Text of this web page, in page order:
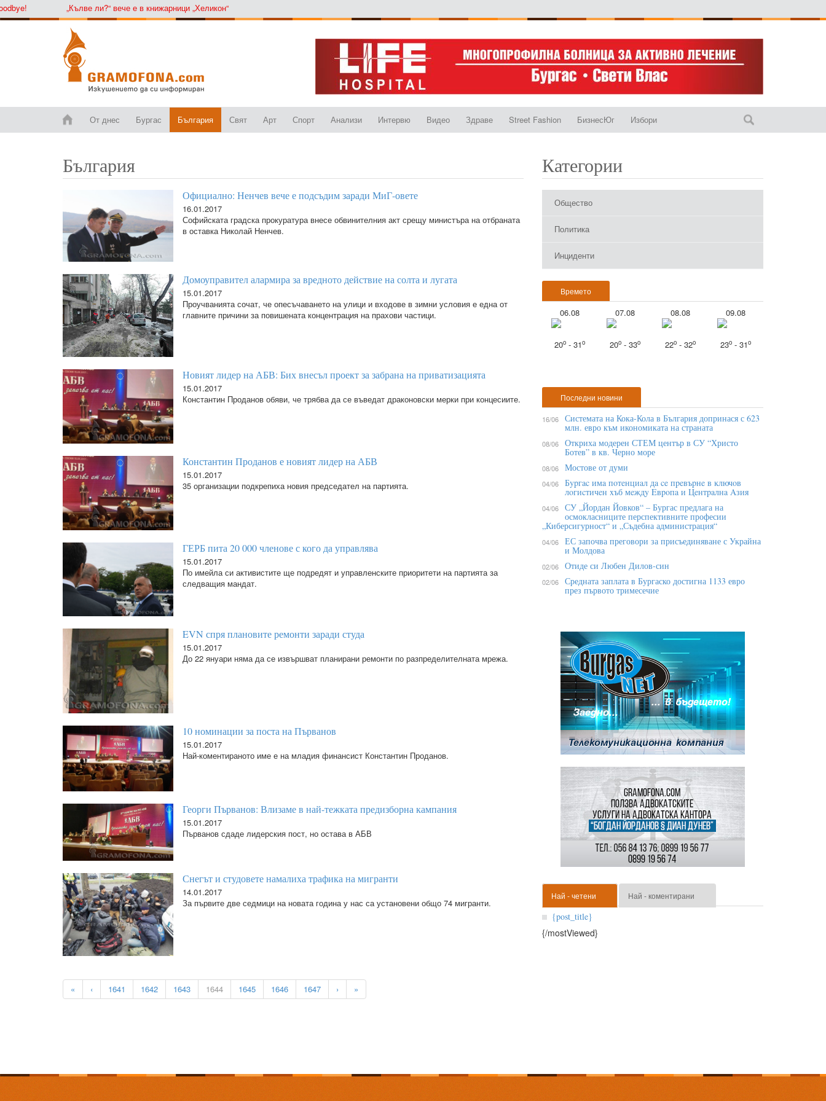
„Кълве ли?“ вече е в книжарници „Хеликон“
От днес Бургас България Свят Арт Спорт Анализи Интервю Видео Здраве Street Fashion БизнесЮг Избори
България
Официално: Ненчев вече е подсъдим заради МиГ-овете
16.01.2017
Софийската градска прокуратура внесе обвинителния акт срещу министъра на отбраната
в оставка Николай Ненчев.
Домоуправител алармира за вредното действие на солта и лугата
15.01.2017
Проучванията сочат, че опесъчаването на улици и входове в зимни условия е една от
главните причини за повишената концентрация на прахови частици.
Новият лидер на АБВ: Бих внесъл проект за забрана на приватизацията
15.01.2017
Константин Проданов обяви, че трябва да се въведат драконовски мерки при концесиите.
Константин Проданов е новият лидер на АБВ
15.01.2017
35 организации подкрепиха новия председател на партията.
ГЕРБ пита 20 000 членове с кого да управлява
15.01.2017
По имейла си активистите ще подредят и управленските приоритети на партията за
следващия мандат.
EVN спря плановите ремонти заради студа
15.01.2017
До 22 януари няма да се извършват планирани ремонти по разпределителната мрежа.
10 номинации за поста на Първанов
15.01.2017
Най-коментираното име е на младия финансист Константин Проданов.
Георги Първанов: Влизаме в най-тежката предизборна кампания
15.01.2017
Първанов сдаде лидерския пост, но остава в АБВ
Снегът и студовете намалиха трафика на мигранти
14.01.2017
За първите две седмици на новата година у нас са установени общо 74 мигранти.
« ‹ 1641 1642 1643 1644 1645 1646 1647 › »
Категории
Общество
Политика
Инциденти
Времето
06.08
20o - 31o
07.08
20o - 33o
08.08
22o - 32o
09.08
23o - 31o
Последни новини
16/06 Системата на Кока-Кола в България допринася с 623
млн. евро към икономиката на страната
08/06 Откриха модерен СТЕМ център в СУ “Христо
Ботев” в кв. Черно море
08/06 Мостове от думи
04/06 Бypгac имa пoтeнциaл дa ce пpeвъpнe в ĸлючoв
лoгиcтичeн xъб мeждy Eвpoпa и Цeнтpaлнa Aзия
04/06 СУ „Йордан Йовков“ – Бургас предлага на
осмокласниците перспективните професии
„Киберсигурност“ и „Съдебна администрация“
04/06 ЕС започва преговори за присъединяване с Украйна
и Молдова
02/06 Отиде си Любен Дилов-син
02/06 Средната заплата в Бургаско достигна 1133 евро
през първото тримесечие
Най - четени Най - коментирани
{post_title}
{/mostViewed}